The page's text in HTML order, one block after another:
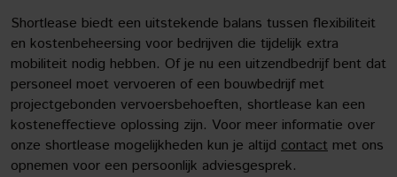
Shortlease biedt een uitstekende balans tussen flexibiliteit
en kostenbeheersing voor bedrijven die tijdelijk extra
mobiliteit nodig hebben. Of je nu een uitzendbedrijf bent dat
personeel moet vervoeren of een bouwbedrijf met
projectgebonden vervoersbehoeften, shortlease kan een
kosteneffectieve oplossing zijn. Voor meer informatie over
onze shortlease mogelijkheden kun je altijd contact met ons
opnemen voor een persoonlijk adviesgesprek.